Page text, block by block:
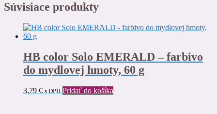
Súvisiace produkty
HB color Solo EMERALD – farbivo
do mydlovej hmoty, 60 g
3,79 € s DPH Pridať do košíka